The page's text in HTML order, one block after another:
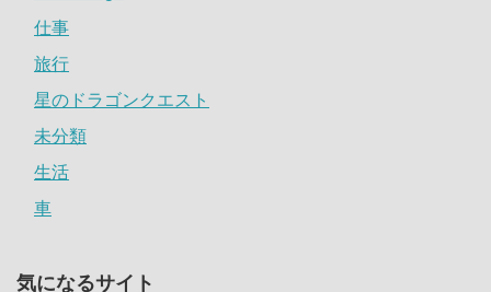
仕事
旅行
星のドラゴンクエスト
未分類
生活
車
気になるサイト